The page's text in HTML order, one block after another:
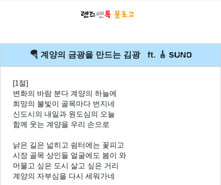
🪂 계양의 금광을 만드는 김광 ft. 🎸
[1절]
변화의 바람 분다 계양의 하늘에
희망의 불빛이 골목마다 번지네
신도시의 내일과 원도심의 오늘
함께 웃는 계양을 우리 손으로
낡은 길은 넓히고 쉼터에는 꽃피고
시장 골목 상인들 얼굴에도 봄이 와
머물고 싶은 도시 살고 싶은 거리
계양의 자부심을 다시 세워가네